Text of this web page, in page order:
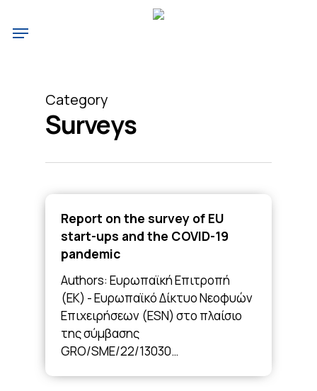
main
Menu
Category
Surveys
Report on the survey of EU
start-ups and the COVID-19
pandemic
Authors: Ευρωπαϊκή Επιτροπή
(ΕΚ) - Ευρωπαϊκό Δίκτυο Νεοφυών
Επιχειρήσεων (ESN) στο πλαίσιο
της σύμβασης
GRO/SME/22/13030…